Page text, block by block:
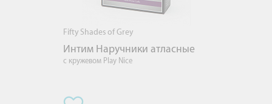
Fifty Shades of Grey
Интим Наручники атласные
с кружевом Play Nice